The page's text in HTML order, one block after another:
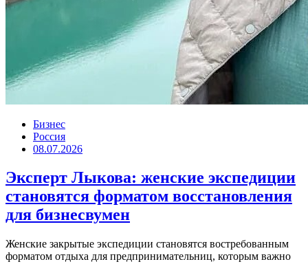
Бизнес
Россия
08.07.2026
Эксперт Лыкова: женские экспедиции
становятся форматом восстановления
для бизнесвумен
Женские закрытые экспедиции становятся востребованным
форматом отдыха для предпринимательниц, которым важно